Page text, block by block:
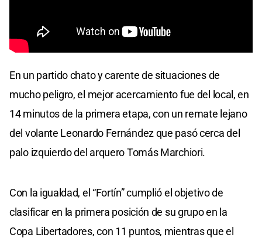
En un partido chato y carente de situaciones de
mucho peligro, el mejor acercamiento fue del local, en
14 minutos de la primera etapa, con un remate lejano
del volante Leonardo Fernández que pasó cerca del
palo izquierdo del arquero Tomás Marchiori.
Con la igualdad, el “Fortín” cumplió el objetivo de
clasificar en la primera posición de su grupo en la
Copa Libertadores, con 11 puntos, mientras que el